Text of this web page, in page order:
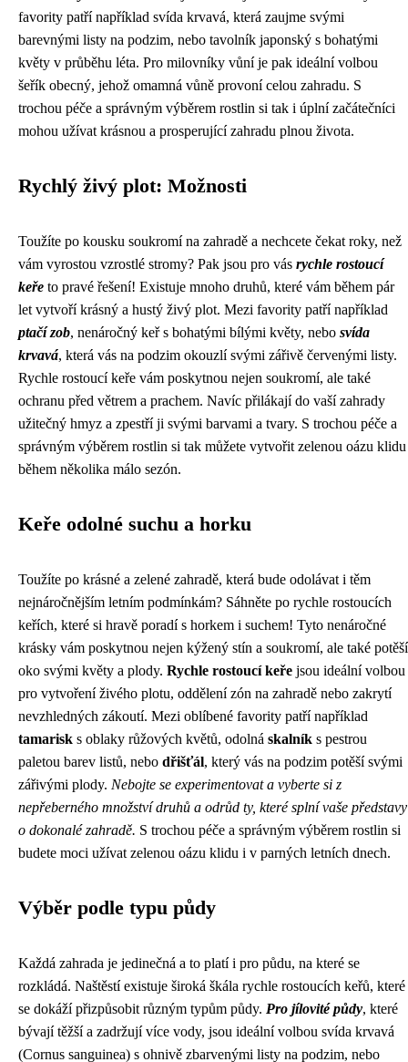
favority patří například svída krvavá, která zaujme svými
barevnými listy na podzim, nebo tavolník japonský s bohatými
květy v průběhu léta. Pro milovníky vůní je pak ideální volbou
šeřík obecný, jehož omamná vůně provoní celou zahradu. S
trochou péče a správným výběrem rostlin si tak i úplní začátečníci
mohou užívat krásnou a prosperující zahradu plnou života.
Rychlý živý plot: Možnosti
Toužíte po kousku soukromí na zahradě a nechcete čekat roky, než
vám vyrostou vzrostlé stromy? Pak jsou pro vás rychle rostoucí
keře to pravé řešení! Existuje mnoho druhů, které vám během pár
let vytvoří krásný a hustý živý plot. Mezi favority patří například
ptačí zob, nenáročný keř s bohatými bílými květy, nebo svída
krvavá, která vás na podzim okouzlí svými zářivě červenými listy.
Rychle rostoucí keře vám poskytnou nejen soukromí, ale také
ochranu před větrem a prachem. Navíc přilákají do vaší zahrady
užitečný hmyz a zpestří ji svými barvami a tvary. S trochou péče a
správným výběrem rostlin si tak můžete vytvořit zelenou oázu klidu
během několika málo sezón.
Keře odolné suchu a horku
Toužíte po krásné a zelené zahradě, která bude odolávat i těm
nejnáročnějším letním podmínkám? Sáhněte po rychle rostoucích
keřích, které si hravě poradí s horkem i suchem! Tyto nenáročné
krásky vám poskytnou nejen kýžený stín a soukromí, ale také potěší
oko svými květy a plody. Rychle rostoucí keře jsou ideální volbou
pro vytvoření živého plotu, oddělení zón na zahradě nebo zakrytí
nevzhledných zákoutí. Mezi oblíbené favority patří například
tamarisk s oblaky růžových květů, odolná skalník s pestrou
paletou barev listů, nebo dřišťál, který vás na podzim potěší svými
zářivými plody. Nebojte se experimentovat a vyberte si z
nepřeberného množství druhů a odrůd ty, které splní vaše představy
o dokonalé zahradě. S trochou péče a správným výběrem rostlin si
budete moci užívat zelenou oázu klidu i v parných letních dnech.
Výběr podle typu půdy
Každá zahrada je jedinečná a to platí i pro půdu, na které se
rozkládá. Naštěstí existuje široká škála rychle rostoucích keřů, které
se dokáží přizpůsobit různým typům půdy. Pro jílovité půdy, které
bývají těžší a zadržují více vody, jsou ideální volbou svída krvavá
(Cornus sanguinea) s ohnivě zbarvenými listy na podzim, nebo